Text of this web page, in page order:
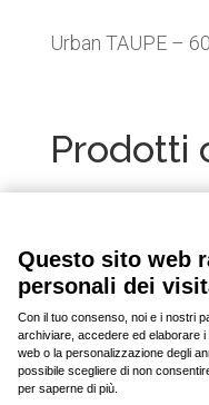
Urban TAUPE –
Prodotti